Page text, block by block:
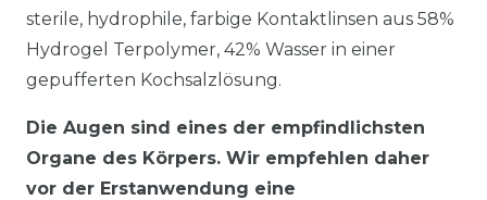
sterile, hydrophile, farbige Kontaktlinsen aus 58%
Hydrogel Terpolymer, 42% Wasser in einer
gepufferten Kochsalzlösung.
Die Augen sind eines der empfindlichsten
Organe des Körpers. Wir empfehlen daher
vor der Erstanwendung eine